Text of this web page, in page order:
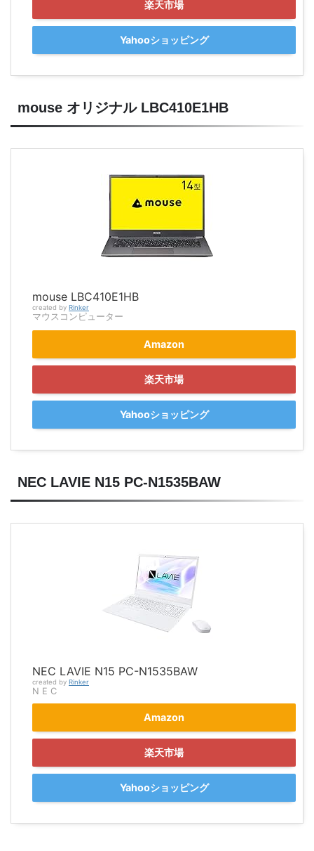
楽天市場
Yahooショッピング
mouse オリジナル LBC410E1HB
mouse LBC410E1HB
created by Rinker
マウスコンピューター
Amazon
楽天市場
Yahooショッピング
NEC LAVIE N15 PC-N1535BAW
NEC LAVIE N15 PC-N1535BAW
created by Rinker
N E C
Amazon
楽天市場
Yahooショッピング